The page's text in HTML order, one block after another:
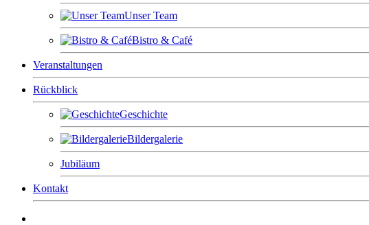
Unser Team
Bistro & Café
Veranstaltungen
Rückblick
Geschichte
Bildergalerie
Jubiläum
Kontakt